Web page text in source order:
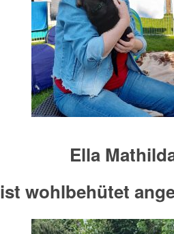
Ella
ist wohlbehütet